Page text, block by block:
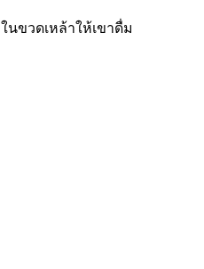
นขวดเหล้าให้เขาดื่ม